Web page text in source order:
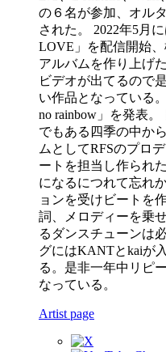
の６名が参加、オル
された。 2022年5月
LOVE」を配信開始
アルバムを作り上げ
ビデオが出てるので
い作品となっている
no rainbow」を発表
でもある四季の中か
ムとしてRFSのプロ
ートを担当し作られ
になるにつれて忘れ
ョンを受けビートを
詞、メロディーを乗
るダンスチューンは
グにはKANTとkaiが
る。是非一年中リピ
なっている。
Artist page